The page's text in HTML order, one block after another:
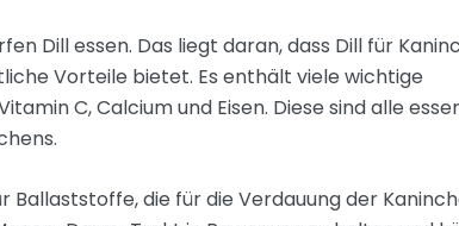
Dill essen. Das liegt daran, dass Dill für
Vorteile bietet. Es enthält viele wichtige
C, Calcium und Eisen. Diese sind alle
Ballaststoffe, die für die Verdauung der